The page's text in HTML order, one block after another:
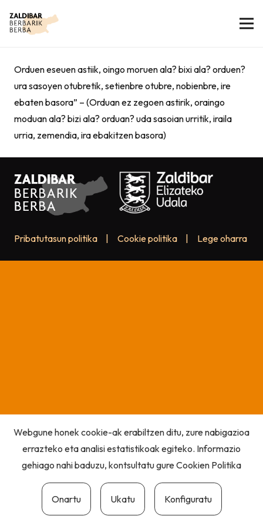
Orduen eseuen astiik, oingo moruen ala? bixi ala? orduen?
ura sasoyen otubretik, setienbre otubre, nobienbre, ire
ebaten basora” – (Orduan ez zegoen astirik, oraingo
moduan ala? bizi ala? orduan? uda sasoian urritik, iraila
urria, zemendia, ira ebakitzen basora)
Pribatutasun politika Cookie politika Lege oharra
Webgune honek cookie-ak erabiltzen ditu, zure nabigazioa
errazteko eta analisi estatistikoak egiteko. Informazio
gehiago nahi baduzu, kontsultatu gureCookien Politika
Onartu Ukatu Konfiguratu